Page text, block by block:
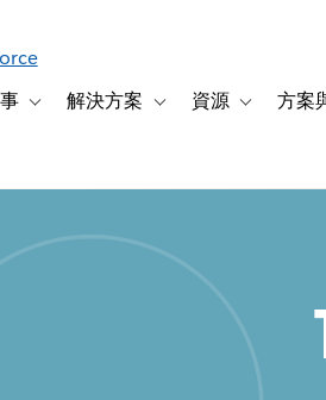
for 產品
Toggle sub-navigation for 客戶故事
解決方案 Toggle sub-navigation
資源 Toggle方案